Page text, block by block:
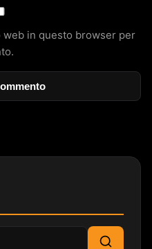
web in questo browser per